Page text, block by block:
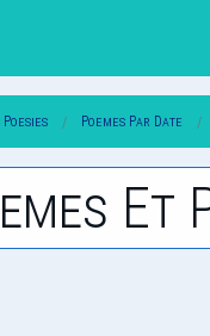
Poesies Poemes Par Date